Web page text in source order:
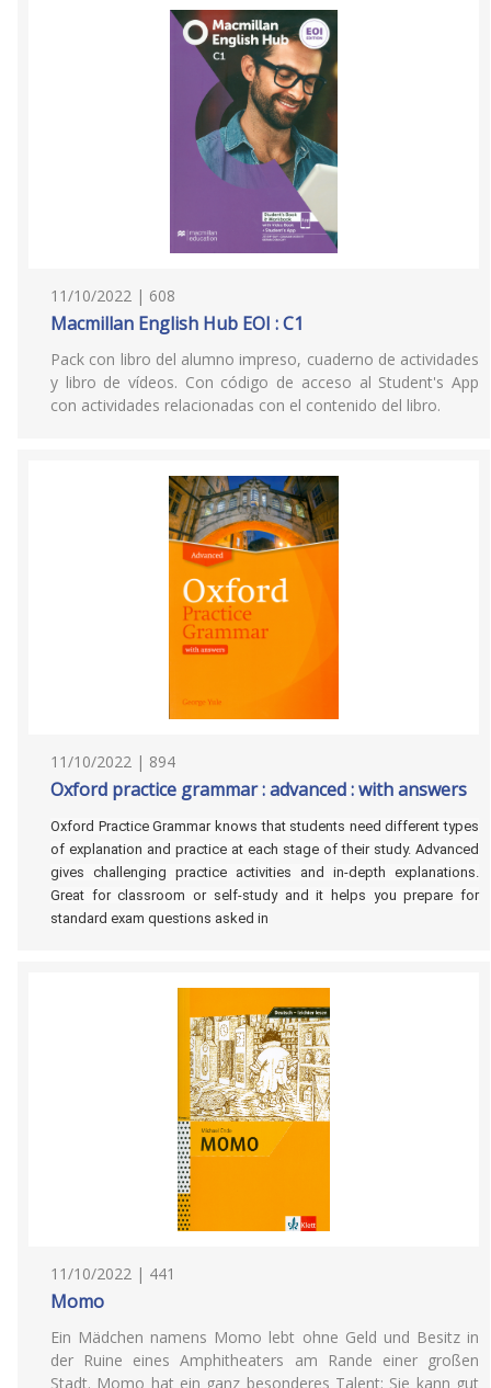
11/10/2022 | 608
Macmillan English Hub EOI : C1
Pack con libro del alumno impreso, cuaderno de actividades
y libro de vídeos. Con código de acceso al Student's App
con actividades relacionadas con el contenido del libro.
11/10/2022 | 894
Oxford practice grammar : advanced : with answers
Oxford Practice Grammar knows that students need different types
of explanation and practice at each stage of their study. Advanced
gives challenging practice activities and in-depth explanations.
Great for classroom or self-study and it helps you prepare for
standard exam questions asked in
11/10/2022 | 441
Momo
Ein Mädchen namens Momo lebt ohne Geld und Besitz in
der Ruine eines Amphitheaters am Rande einer großen
Stadt. Momo hat ein ganz besonderes Talent: Sie kann gut